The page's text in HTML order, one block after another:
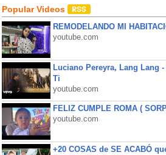
Popular Videos
REMODELANDO MI
youtube.com
Luciano Pereyra, Lang Lang
Ti
youtube.com
FELIZ CUMPLE ROMA (
youtube.com
+20 COSAS de SE ACABÓ